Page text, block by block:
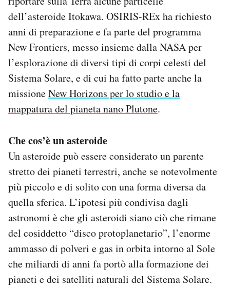
dell’asteroide Itokawa. OSIRIS-REx ha richiesto
anni di preparazione e fa parte del programma
New Frontiers, messo insieme dalla NASA per
l’esplorazione di diversi tipi di corpi celesti del
Sistema Solare, e di cui ha fatto parte anche la
missioneNew Horizons per lo studio e la
mappatura del pianeta nano Plutone.
Che cos’è un asteroide
Un asteroide può essere considerato un parente
stretto dei pianeti terrestri, anche se notevolmente
più piccolo e di solito con una forma diversa da
quella sferica. L’ipotesi più condivisa dagli
astronomi è che gli asteroidi siano ciò che rimane
del cosiddetto “disco protoplanetario”, l’enorme
ammasso di polveri e gas in orbita intorno al Sole
che miliardi di anni fa portò alla formazione dei
pianeti e dei satelliti naturali del Sistema Solare.